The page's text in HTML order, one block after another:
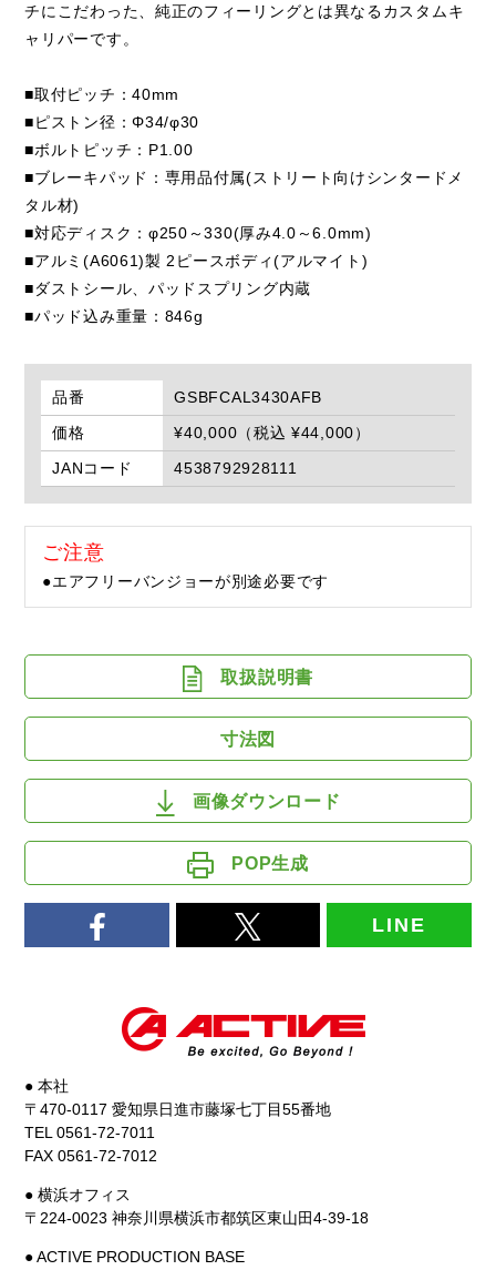
チにこだわった、純正のフィーリングとは異なるカスタムキ
ャリパーです。
■取付ピッチ：40mm
■ピストン径：Φ34/φ30
■ボルトピッチ：P1.00
■ブレーキパッド：専用品付属(ストリート向けシンタードメ
タル材)
■対応ディスク：φ250～330(厚み4.0～6.0mm)
■アルミ(A6061)製 2ピースボディ(アルマイト)
■ダストシール、パッドスプリング内蔵
■パッド込み重量：846g
品番
GSBFCAL3430AFB
価格
¥40,000（税込 ¥44,000）
JANコード
4538792928111
ご注意
●エアフリーバンジョーが別途必要です
取扱説明書
寸法図
画像ダウンロード
POP生成
LINE
● 本社
〒470-0117 愛知県日進市藤塚七丁目55番地
TEL 0561-72-7011
FAX 0561-72-7012
● 横浜オフィス
〒224-0023 神奈川県横浜市都筑区東山田4-39-18
● ACTIVE PRODUCTION BASE